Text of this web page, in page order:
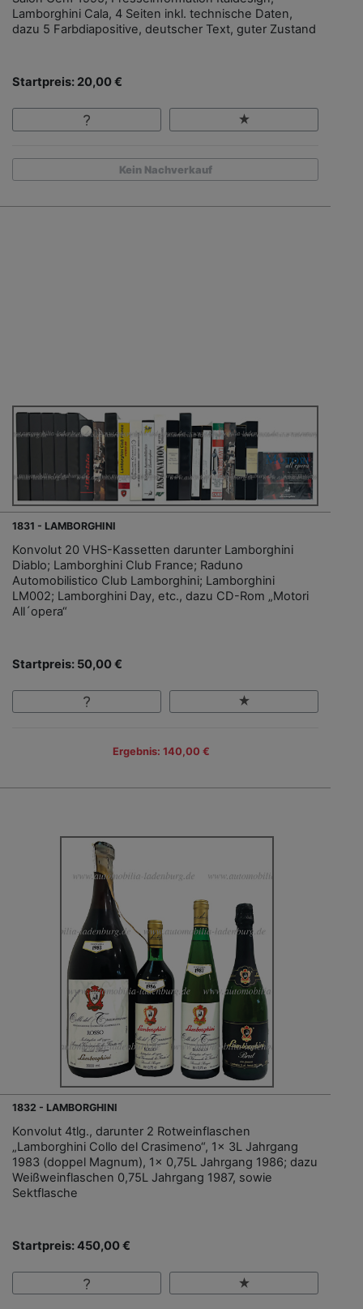
Lamborghini Cala, 4 Seiten inkl. technische Daten,
dazu 5 Farbdiapositive, deutscher Text, guter Zustand
Startpreis: 20,00 €
Kein Nachverkauf
1831 - LAMBORGHINI
Konvolut 20 VHS-Kassetten darunter Lamborghini
Diablo; Lamborghini Club France; Raduno
Automobilistico Club Lamborghini; Lamborghini
LM002; Lamborghini Day, etc., dazu CD-Rom „Motori
All´opera“
Startpreis: 50,00 €
Ergebnis: 140,00 €
1832 - LAMBORGHINI
Konvolut 4tlg., darunter 2 Rotweinflaschen
„Lamborghini Collo del Crasimeno“, 1x 3L Jahrgang
1983 (doppel Magnum), 1x 0,75L Jahrgang 1986; dazu
Weißweinflaschen 0,75L Jahrgang 1987, sowie
Sektflasche
Startpreis: 450,00 €